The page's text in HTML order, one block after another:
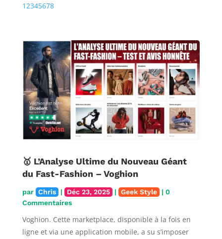
1 2345678
🥇 L’Analyse Ultime du Nouveau Géant
du Fast-Fashion – Voghion
par Chris | Déc 23, 2025 | Geek Style | 0
Commentaires
Voghion. Cette marketplace, disponible à la fois en
ligne et via une application mobile, a su s’imposer